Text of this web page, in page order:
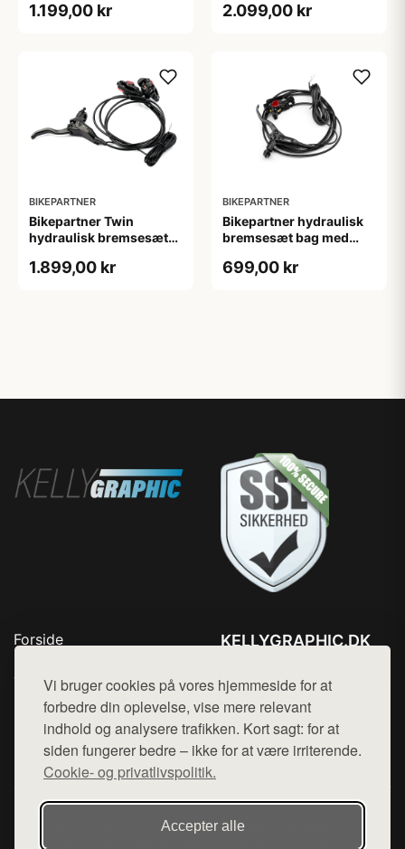
Vi bruger cookies på vores hjemmeside for at
forbedre din oplevelse, vise mere relevant
indhold og analysere trafikken. Kort sagt: for at
siden fungerer bedre – ikke for at være irriterende.
Cookie- og privatlivspolitik.
Accepter alle
cykler
1.199,00 kr
Cargo cykler
2.099,00 kr
BIKEPARTNER
Bikepartner Twin
hydraulisk bremsesæt
bremsegreb til cargo
1.899,00 kr
BIKEPARTNER
Bikepartner hydraulisk
bremsesæt bag med
cargo cykler
699,00 kr
Forside
Top Rabatter
Blog
Kontakt
KELLYGRAPHIC.DK
Mail: hej@want.dk
Cookie- og privatlivspolitik
Denne side er en del af want.dk, der udgiver en række
hjemmesider med præsentation af forskellige produkter fra